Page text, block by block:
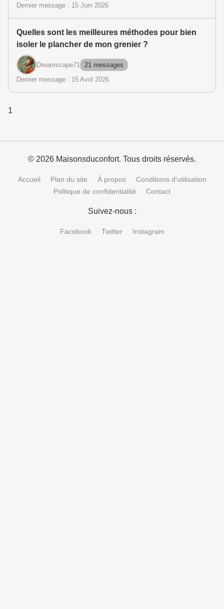
Dernier message : 15 Juin 2026
Quelles sont les meilleures méthodes pour bien
isoler le plancher de mon grenier ?
Dreamscape71
21 messages
Dernier message : 15 Avril 2026
1
© 2026 Maisonsduconfort. Tous droits réservés.
Accueil Plan du site À propos
Conditions d'utilisation
Politique de confidentialité
Contact
Suivez-nous :
Facebook Twitter Instagram